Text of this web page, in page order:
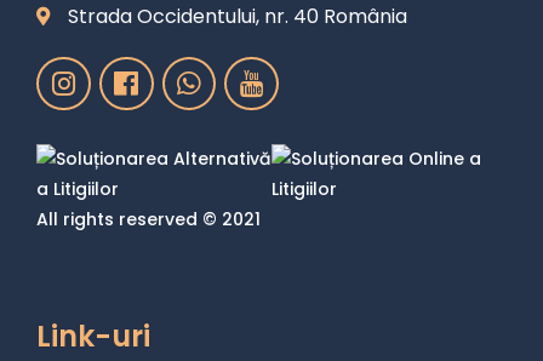
Strada Occidentului, nr. 40 România
All rights reserved © 2021
Link-uri